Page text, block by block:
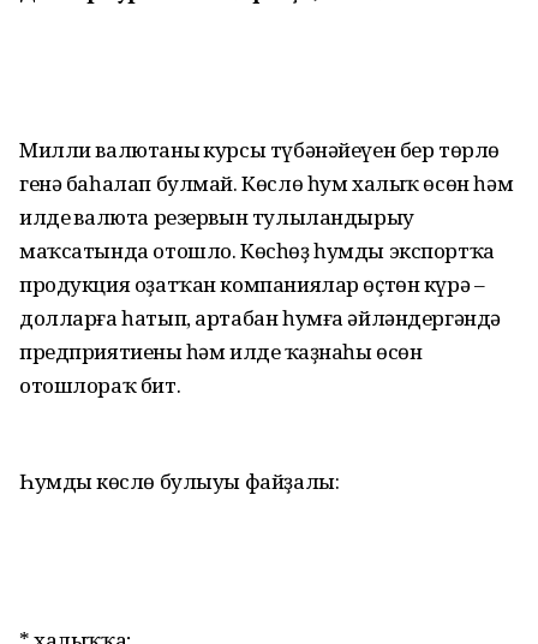
Милли валютаның курсы түбәнәйеүен бер төрлө
генә баһалап булмай. Көслө һум халыҡ өсөн һәм
илдең валюта резервын тулыландырыу
маҡсатында отошло. Көсһөҙ һумды экспортҡа
продукция оҙатҡан компаниялар өҫтөн күрә –
долларға һатып, артабан һумға әйләндергәндә
предприятиеның һәм илдең ҡаҙнаһы өсөн
отошлораҡ бит.
Һумдың көслө булыуы файҙалы: